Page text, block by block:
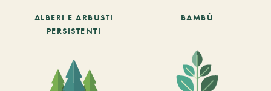
ALBERI E ARBUSTI
PERSISTENTI
BAMBÙ